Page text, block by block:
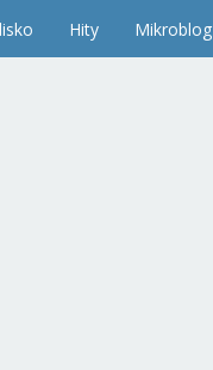
Hity Mikroblog